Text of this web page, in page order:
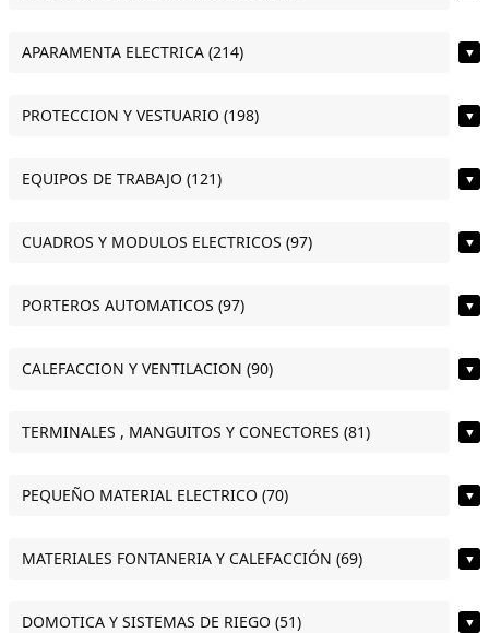
APARAMENTA ELECTRICA (214) ▼
PROTECCION Y VESTUARIO (198) ▼
EQUIPOS DE TRABAJO (121) ▼
CUADROS Y MODULOS ELECTRICOS (97) ▼
PORTEROS AUTOMATICOS (97) ▼
CALEFACCION Y VENTILACION (90) ▼
TERMINALES , MANGUITOS Y CONECTORES (81) ▼
PEQUEÑO MATERIAL ELECTRICO (70) ▼
MATERIALES FONTANERIA Y CALEFACCIÓN (69) ▼
DOMOTICA Y SISTEMAS DE RIEGO (51) ▼